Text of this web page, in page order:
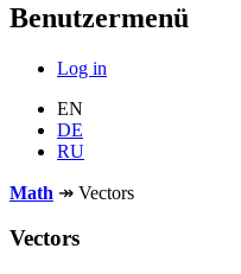
Benutzermenü
Log in
EN
DE
RU
Math ↠ Vectors
Vectors